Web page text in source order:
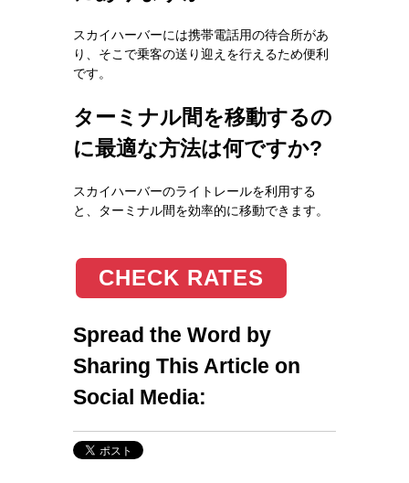
スカイハーバーには携帯電話用の待合所があ
り、そこで乗客の送り迎えを行えるため便利
です。
ターミナル間を移動するの
に最適な方法は何ですか?
スカイハーバーのライトレールを利用する
と、ターミナル間を効率的に移動できます。
CHECK RATES
Spread the Word by
Sharing This Article on
Social Media: